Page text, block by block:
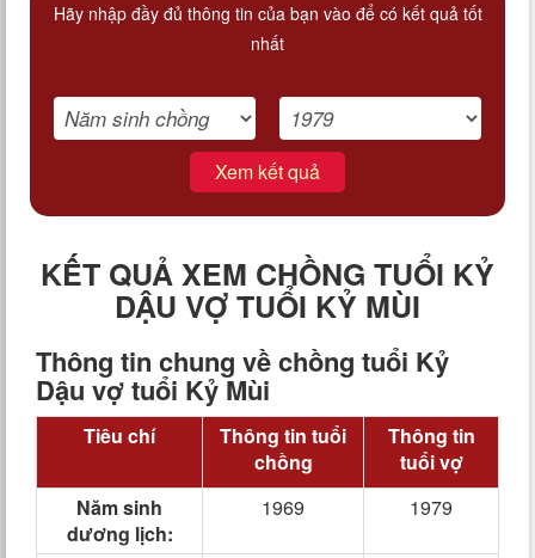
Hãy nhập đầy đủ thông tin của bạn vào để có kết quả tốt
nhất
Xem kết quả
KẾT QUẢ XEM CHỒNG TUỔI KỶ
DẬU VỢ TUỔI KỶ MÙI
Thông tin chung về chồng tuổi Kỷ
Dậu vợ tuổi Kỷ Mùi
Tiêu chí
Thông tin tuổi
chồng
Thông tin
tuổi vợ
Năm sinh
dương lịch:
1969 1979